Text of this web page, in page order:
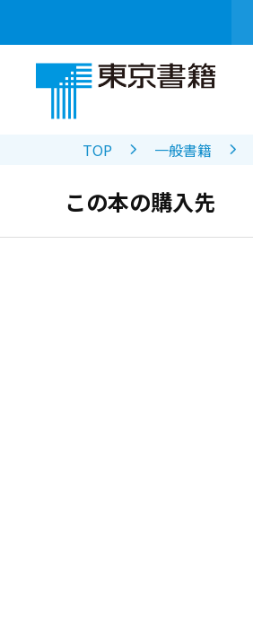
TOP 一般書籍
この本の購入先